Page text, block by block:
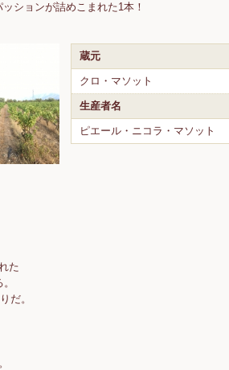
ションが詰めこまれた1本！
蔵元
クロ・マソット
生産者名
ピエール・ニコラ・マソット
た
だ。